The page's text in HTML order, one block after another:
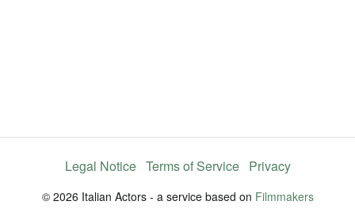
e
o
Legal Notice Terms of Service Privacy
© 2026 Italian Actors - a service based on Filmmakers